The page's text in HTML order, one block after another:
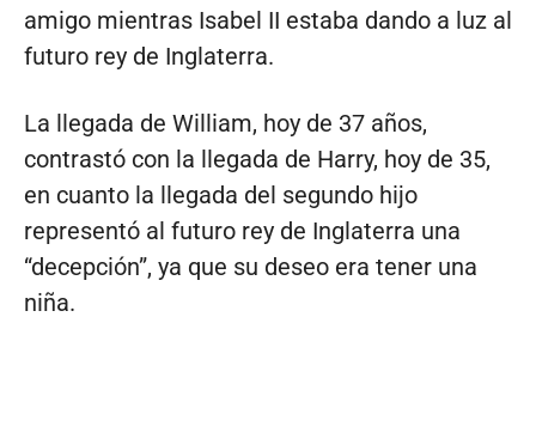
amigo mientras Isabel II estaba dando a luz al
futuro rey de Inglaterra.
La llegada de William, hoy de 37 años,
contrastó con la llegada de Harry, hoy de 35,
en cuanto la llegada del segundo hijo
representó al futuro rey de Inglaterra una
“decepción”, ya que su deseo era tener una
niña.